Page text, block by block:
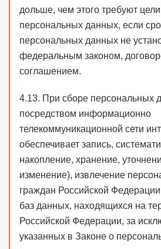
дольше, чем этого требуют
персональных данных, если
персональных данных не
федеральным законом,
соглашением.
4.13. При сборе персональных
посредством информационно
телекоммуникационной сети
обеспечивает запись,
накопление, хранение,
изменение), извлечение
граждан Российской
баз данных, находящихся на
Российской Федерации, за
указанных в Законе о